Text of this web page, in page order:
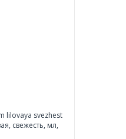
lilovaya svezhest
, свежесть, мл,